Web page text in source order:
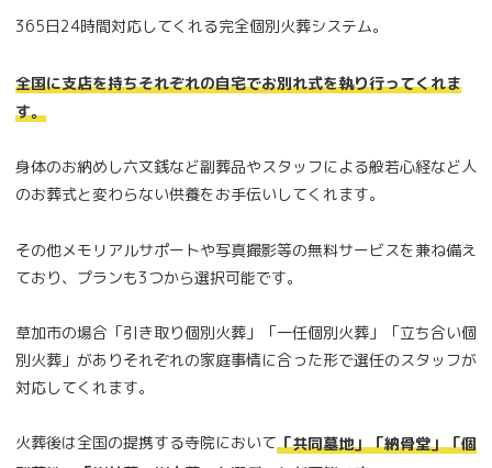
365日24時間対応してくれる完全個別火葬システム。
全国に支店を持ちそれぞれの自宅でお別れ式を執り行ってくれま
す。
身体のお納めし六文銭など副葬品やスタッフによる般若心経など人
のお葬式と変わらない供養をお手伝いしてくれます。
その他メモリアルサポートや写真撮影等の無料サービスを兼ね備え
ており、プランも3つから選択可能です。
草加市の場合「引き取り個別火葬」「一任個別火葬」「立ち合い個
別火葬」がありそれぞれの家庭事情に合った形で選任のスタッフが
対応してくれます。
火葬後は全国の提携する寺院において「共同墓地」「納骨堂」「個